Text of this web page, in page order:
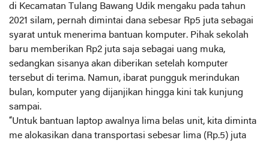
di Kecamatan Tulang Bawang Udik mengaku pada tahun
2021 silam, pernah dimintai dana sebesar Rp5 juta sebagai
syarat untuk menerima bantuan komputer. Pihak sekolah
baru memberikan Rp2 juta saja sebagai uang muka,
sedangkan sisanya akan diberikan setelah komputer
tersebut di terima. Namun, ibarat pungguk merindukan
bulan, komputer yang dijanjikan hingga kini tak kunjung
sampai.
“Untuk bantuan laptop awalnya lima belas unit, kita diminta
me alokasikan dana transportasi sebesar lima (Rp.5) juta